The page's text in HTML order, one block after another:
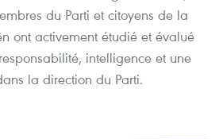
du Parti et citoyens de la
ont activement étudié et évalué
intelligence et une
la direction du Parti.